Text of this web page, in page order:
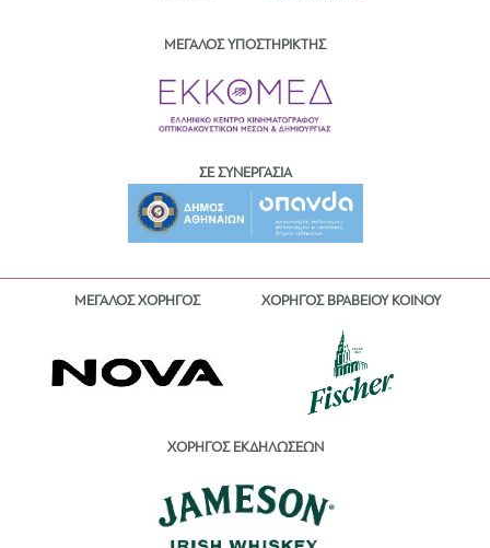
ΜΕΓΑΛΟΣ ΥΠΟΣΤΗΡΙΚΤΗΣ
ΣΕ ΣΥΝΕΡΓΑΣΙΑ
ΜΕΓΑΛΟΣ ΧΟΡΗΓΟΣ ΧΟΡΗΓΟΣ ΒΡΑΒΕΙΟΥ ΚΟΙΝΟΥ
ΧΟΡΗΓΟΣ ΕΚΔΗΛΩΣΕΩΝ